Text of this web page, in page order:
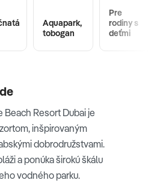
Aquapark,
tobogan
Pre
rodiny s
deťmi
Beach Resort Dubai je
inšpirovaným
dobrodružstvami.
a ponúka širokú škálu
vodného parku.